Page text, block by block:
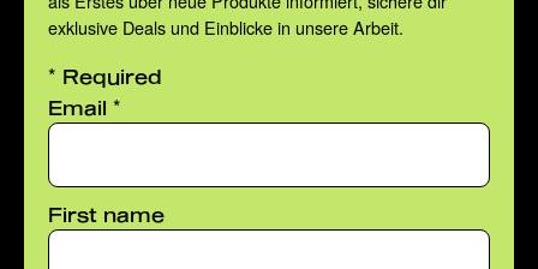
exklusive Deals und Einblicke in unsere Arbeit.
* Required
Email *
First name